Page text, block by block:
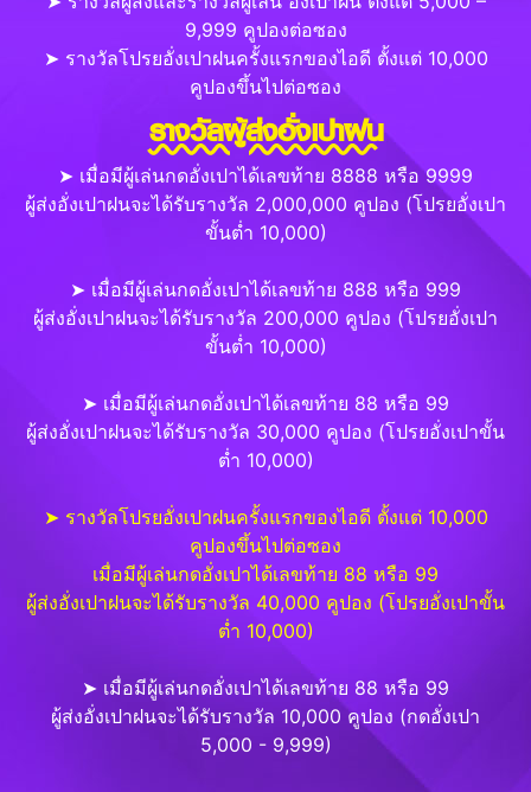
9,999 คูปองต่อซอง
➤ รางวัลโปรยอั่งเปาฝนครั้งแรกของไอดี ตั้งแต่ 10,000
คูปองขึ้นไปต่อซอง
รางวัลผู้ส่งอั่งเปาฝน
➤ เมื่อมีผู้เล่นกดอั่งเปาได้เลขท้าย 8888 หรือ 9999
ผู้ส่งอั่งเปาฝนจะได้รับรางวัล 2,000,000 คูปอง (โปรยอั่งเปา
ขั้นต่ำ 10,000)
➤ เมื่อมีผู้เล่นกดอั่งเปาได้เลขท้าย 888 หรือ 999
ผู้ส่งอั่งเปาฝนจะได้รับรางวัล 200,000 คูปอง (โปรยอั่งเปา
ขั้นต่ำ 10,000)
➤ เมื่อมีผู้เล่นกดอั่งเปาได้เลขท้าย 88 หรือ 99
ผู้ส่งอั่งเปาฝนจะได้รับรางวัล 30,000 คูปอง (โปรยอั่งเปาขั้น
ต่ำ 10,000)
➤ รางวัลโปรยอั่งเปาฝนครั้งแรกของไอดี ตั้งแต่ 10,000
คูปองขึ้นไปต่อซอง
เมื่อมีผู้เล่นกดอั่งเปาได้เลขท้าย 88 หรือ 99
ผู้ส่งอั่งเปาฝนจะได้รับรางวัล 40,000 คูปอง (โปรยอั่งเปาขั้น
ต่ำ 10,000)
➤ เมื่อมีผู้เล่นกดอั่งเปาได้เลขท้าย 88 หรือ 99
ผู้ส่งอั่งเปาฝนจะได้รับรางวัล 10,000 คูปอง (กดอั่งเปา
5,000 - 9,999)